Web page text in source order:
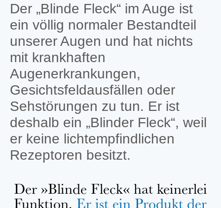
Der „Blinde Fleck“ im Auge ist
ein völlig normaler Bestandteil
unserer Augen und hat nichts
mit krankhaften
Augenerkrankungen,
Gesichtsfeldausfällen oder
Sehstörungen zu tun. Er ist
deshalb ein „Blinder Fleck“, weil
er keine lichtempfindlichen
Rezeptoren besitzt.
Der »Blinde Fleck« hat keinerlei
Funktion. Er ist ein Produkt der